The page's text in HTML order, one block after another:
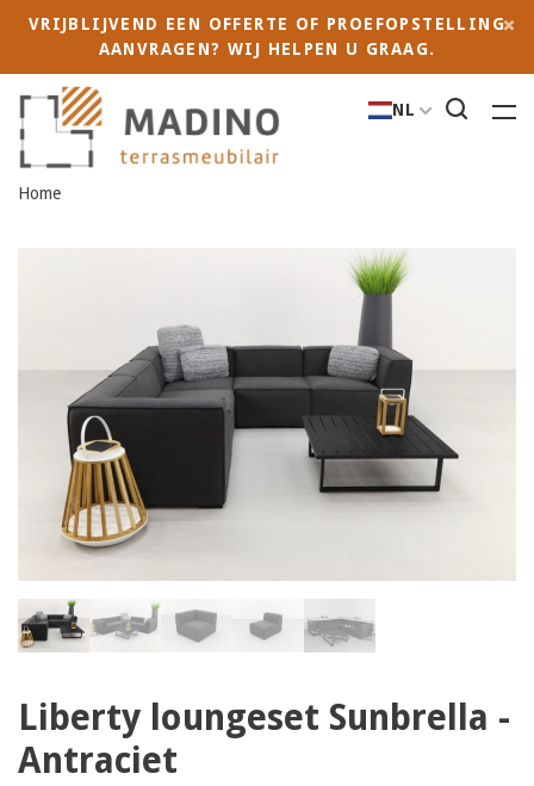
VRIJBLIJVEND EEN OFFERTE OF PROEFOPSTELLING
AANVRAGEN? WIJ HELPEN U GRAAG.
NL
Home
Liberty loungeset Sunbrella -
Antraciet